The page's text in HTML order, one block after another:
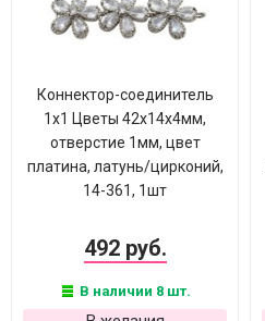
Коннектор-соединитель
1х1 Цветы 42х14х4мм,
отверстие 1мм, цвет
платина, латунь/цирконий,
14-361, 1шт
492 руб.
В наличии 8 шт.